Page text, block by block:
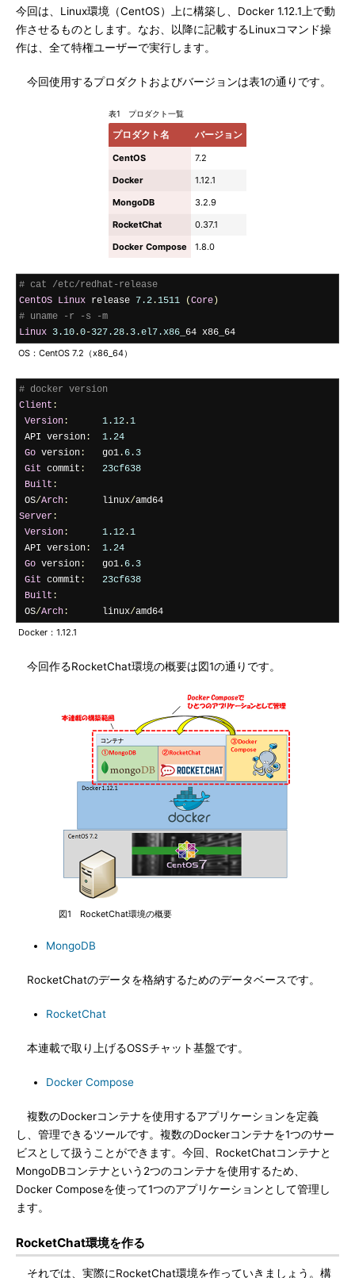
今回は、Linux環境（CentOS）上に構築し、Docker 1.12.1上で動
作させるものとします。なお、以降に記載するLinuxコマンド操
作は、全て特権ユーザーで実行します。
今回使用するプロダクトおよびバージョンは表1の通りです。
表1 プロダクト一覧
プロダクト名 バージョン
CentOS
7.2
Docker
1.12.1
MongoDB
3.2.9
RocketChat
0.37.1
Docker Compose
1.8.0
# cat /etc/redhat-release
CentOS Linux release 7.2 .1511 (Core )
# uname -r -s -m
Linux 3.10 .0-327.28 . 3.el7.x86 _64 x86_64
OS：CentOS 7.2（x86_64）
# docker version
Client :
Version : 1.12 .1
API version :
1.24
Go version :
   go1
. 6.3
Git commit :
23cf638
Built :
OS/Arch :
      linux
/
Server :
Version : 1.12 .1
API version :
1.24
Go version :
   go1
. 6.3
Git commit :
23cf638
Built :
OS/Arch :
      linux
/amd64
Docker：1.12.1
今回作るRocketChat環境の概要は図1の通りです。
図1 RocketChat環境の概要
MongoDB
RocketChatのデータを格納するためのデータベースです。
RocketChat
本連載で取り上げるOSSチャット基盤です。
Docker Compose
複数のDockerコンテナを使用するアプリケーションを定義
し、管理できるツールです。複数のDockerコンテナを1つのサー
ビスとして扱うことができます。今回、RocketChatコンテナと
MongoDBコンテナという2つのコンテナを使用するため、
Docker Composeを使って1つのアプリケーションとして管理し
ます。
RocketChat環境を作る
それでは、実際にRocketChat環境を作っていきましょう。構